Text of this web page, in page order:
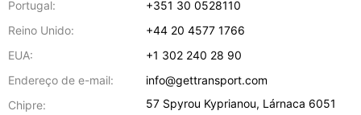
Portugal:
+351 30 0528110
Reino Unido:
+44 20 4577 1766
EUA:
+1 302 240 28 90
Endereço de e-mail:
info@gettransport.com
Chipre:
57 Spyrou Kyprianou, Lárnaca 6051